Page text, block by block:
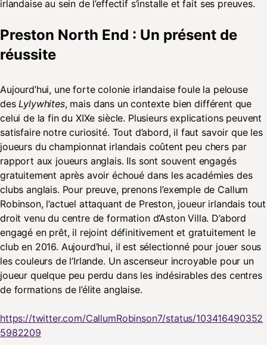
irlandaise au sein de l’effectif s’installe et fait ses preuves.
Preston North End : Un présent de
réussite
Aujourd’hui, une forte colonie irlandaise foule la pelouse
des Lylywhites, mais dans un contexte bien différent que
celui de la fin du XIXe siècle. Plusieurs explications peuvent
satisfaire notre curiosité. Tout d’abord, il faut savoir que les
joueurs du championnat irlandais coûtent peu chers par
rapport aux joueurs anglais. Ils sont souvent engagés
gratuitement après avoir échoué dans les académies des
clubs anglais. Pour preuve, prenons l’exemple de Callum
Robinson, l’actuel attaquant de Preston, joueur irlandais tout
droit venu du centre de formation d’Aston Villa. D’abord
engagé en prêt, il rejoint définitivement et gratuitement le
club en 2016. Aujourd’hui, il est sélectionné pour jouer sous
les couleurs de l’Irlande. Un ascenseur incroyable pour un
joueur quelque peu perdu dans les indésirables des centres
de formations de l’élite anglaise.
https://twitter.com/CallumRobinson7/status/103416490352
5982209